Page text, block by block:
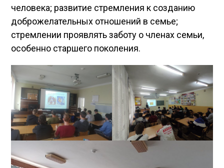
человека; развитие стремления к созданию
доброжелательных отношений в семье;
стремлении проявлять заботу о членах семьи,
особенно старшего поколения.